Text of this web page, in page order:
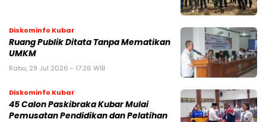
Diskominfo Kubar
Ruang Publik Ditata Tanpa Mematikan
UMKM
Rabu, 29 Jul 2026 - 17:26 WIB
Diskominfo Kubar
45 Calon Paskibraka Kubar Mulai
Pemusatan Pendidikan dan Pelatihan